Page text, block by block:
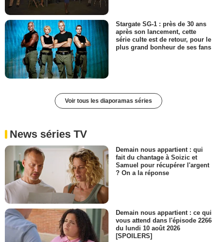
Stargate SG-1 : près de 30 ans
après son lancement, cette
série culte est de retour, pour le
plus grand bonheur de ses fans
Voir tous les diaporamas séries
News séries TV
Demain nous appartient : qui
fait du chantage à Soizic et
Samuel pour récupérer l'argent
? On a la réponse
Demain nous appartient : ce qui
vous attend dans l'épisode 2266
du lundi 10 août 2026
[SPOILERS]